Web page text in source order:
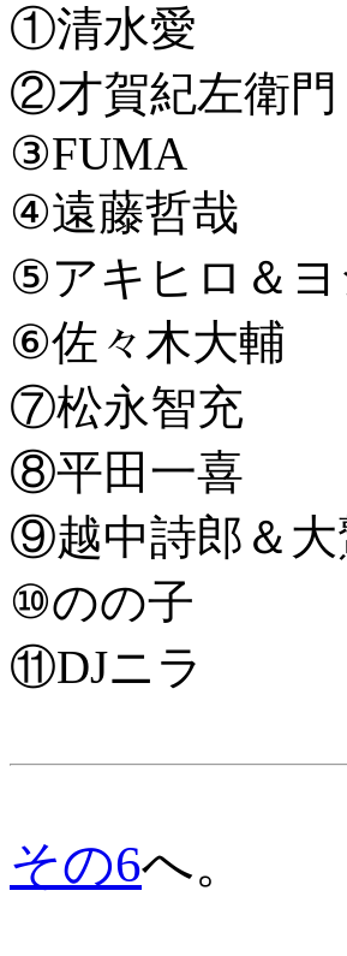
①清水愛
②才賀紀左衛門
③FUMA
④遠藤哲哉
⑤アキヒロ＆ヨ
⑥佐々木大輔
⑦松永智充
⑧平田一喜
⑨越中詩郎＆大
⑩のの子
⑪DJニラ
その6へ。